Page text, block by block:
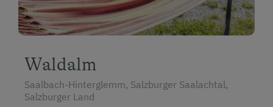
Waldalm
Saalbach-Hinterglemm, Salzburger Saalachtal,
Salzburger Land